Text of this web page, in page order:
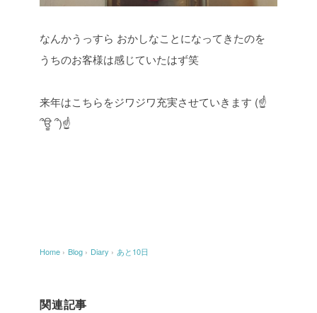
なんかうっすら おかしなことになってきたのを
うちのお客様は感じていたはず笑
来年はこちらをジワジワ充実させていきます (☝
՞ਊ ՞)☝
Home › Blog › Diary › あと10日
関連記事